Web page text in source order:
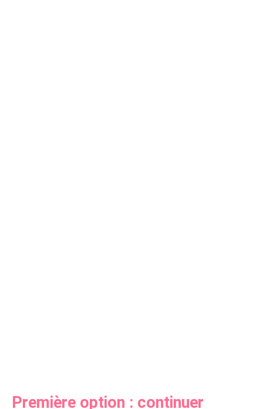
Première option : continuer